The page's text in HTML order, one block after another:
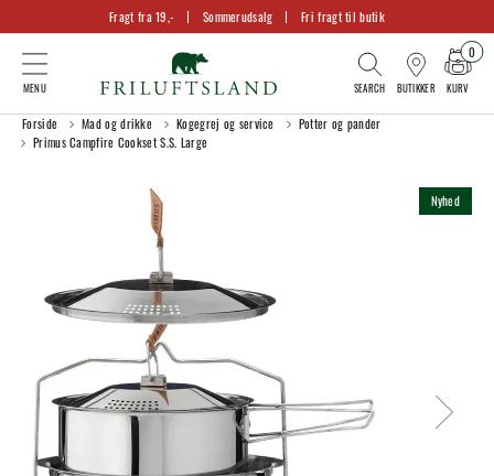
Fragt fra 19,- Sommerudsalg Fri fragt til butik
BUTIKKER KURV
0
Forside Mad og drikke Kogegrej og service
Potter og pander
Primus Campfire Cookset S.S. Large
Nyhed